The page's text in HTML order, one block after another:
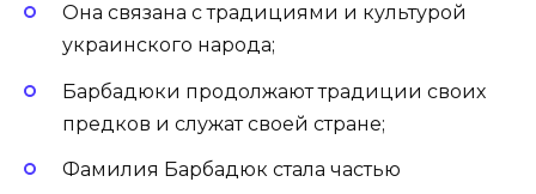
Она связана с традициями и культурой
украинского народа;
Барбадюки продолжают традиции своих
предков и служат своей стране;
Фамилия Барбадюк стала частью